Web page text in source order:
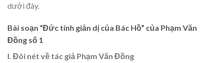
dưới đây.
Bài soạn “Đức tính giản dị của Bác Hồ” của Phạm Văn
Đồng số 1
I. Đôi nét về tác giả Phạm Văn Đồng